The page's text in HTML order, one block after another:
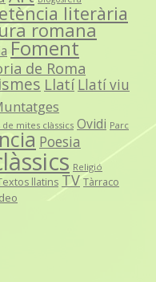
literària
romana
Foment
de Roma
Llatí Llatí viu
mites clàssics Ovidi Parc
Poesia
Religió
llatins TV Tàrraco